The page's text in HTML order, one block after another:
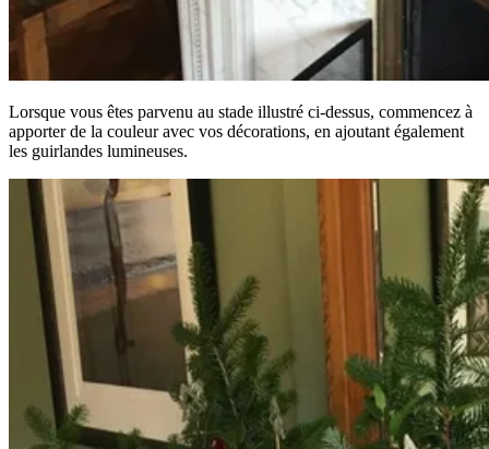
Lorsque vous êtes parvenu au stade illustré ci-dessus, commencez à
apporter de la couleur avec vos décorations, en ajoutant également
les guirlandes lumineuses.